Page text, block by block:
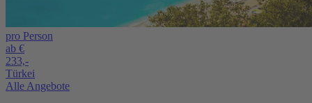
pro Person
ab €
233,-
Türkei
Alle Angebote